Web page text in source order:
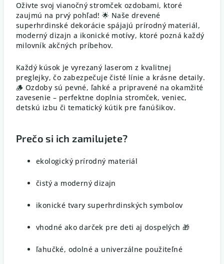
Oživte svoj vianočný stromček ozdobami, ktoré
zaujmú na prvý pohľad! 🌟 Naše drevené
superhrdinské dekorácie spájajú prírodný materiál,
moderný dizajn a ikonické motívy, ktoré pozná každý
milovník akčných príbehov.
Každý kúsok je vyrezaný laserom z kvalitnej
preglejky, čo zabezpečuje čisté línie a krásne detaily.
🪵 Ozdoby sú pevné, ľahké a pripravené na okamžité
zavesenie – perfektne doplnia stromček, veniec,
detskú izbu či tematický kútik pre fanúšikov.
Prečo si ich zamilujete?
ekologický prírodný materiál
čistý a moderný dizajn
ikonické tvary superhrdinských symbolov
vhodné ako darček pre deti aj dospelých 🎁
ľahučké, odolné a univerzálne použiteľné